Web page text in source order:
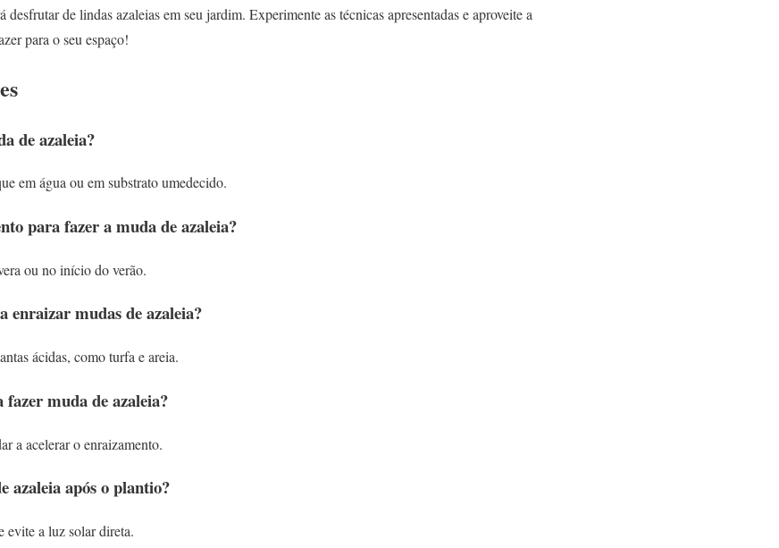
desfrutar de lindas azaleias em seu jardim. Experimente as técnicas apresentadas e aproveite a
para o seu espaço!
de azaleia?
em água ou em substrato umedecido.
para fazer a muda de azaleia?
ou no início do verão.
enraizar mudas de azaleia?
ácidas, como turfa e areia.
muda de azaleia?
a acelerar o enraizamento.
azaleia após o plantio?
evite a luz solar direta.